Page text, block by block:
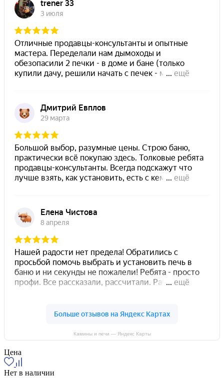
Камины и печи — Яндекс Карты
Цена
Нет в наличии